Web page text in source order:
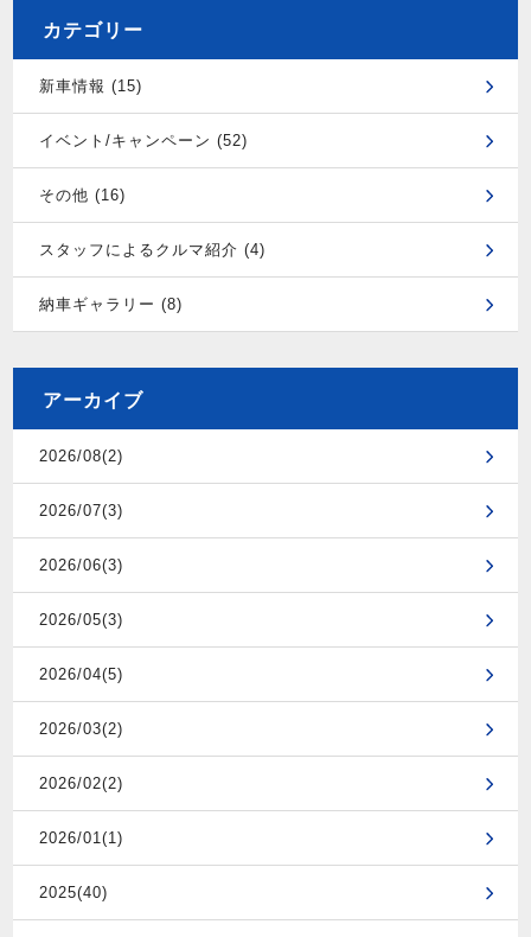
カテゴリー
新車情報 (15)
イベント/キャンペーン (52)
その他 (16)
スタッフによるクルマ紹介 (4)
納車ギャラリー (8)
アーカイブ
2026/08(2)
2026/07(3)
2026/06(3)
2026/05(3)
2026/04(5)
2026/03(2)
2026/02(2)
2026/01(1)
2025(40)